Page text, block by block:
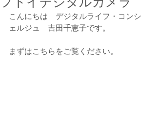
こんにちは　デジタルライフ・コンシ
ェルジュ　吉田千恵子です。
まずはこちらをご覧ください。